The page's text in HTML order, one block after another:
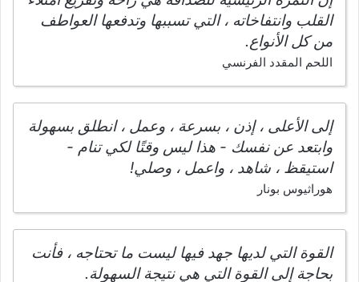
القلب وانتفاخاته ، التي تسببها وتدفعها العواطف
من كل الأنواع.
اللحم المقدد الفرنسي
إلى الأعلى ، إذن ، بسرعة ، وعمل ، انطلق بسهولة
وابتعد عن نفسك - هذا ليس وقتًا لكي تنام -
استيقظ ، شاهد ، واعمل ، وصلي!
هوراثيوس بونار
القوة التي لديها جهد فيها ليست ما تحتاجه ، فأنت
بحاجة إلى القوة التي هي نتيجة السهولة.